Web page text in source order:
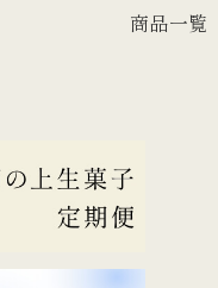
商品一覧
節のおすすめ
金沢伝統の縁起菓子
統名菓